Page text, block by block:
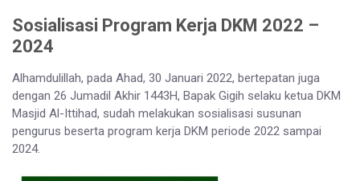
Sosialisasi Program Kerja DKM 2022 –
2024
Alhamdulillah, pada Ahad, 30 Januari 2022, bertepatan juga
dengan 26 Jumadil Akhir 1443H, Bapak Gigih selaku ketua DKM
Masjid Al-Ittihad, sudah melakukan sosialisasi susunan
pengurus beserta program kerja DKM periode 2022 sampai
2024.